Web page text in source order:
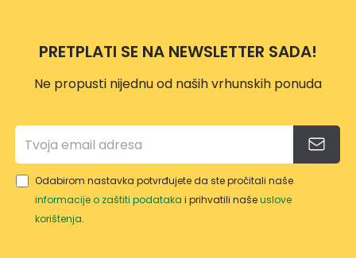
NČA
N
5,8M
POCI
NE
PRETPLATI SE NA NEWSLETTER SADA!
Ne propusti nijednu od naših vrhunskih ponuda
Odabirom nastavka potvrđujete da ste pročitali naše
informacije o zaštiti podataka i prihvatili našeuslove
korištenja.